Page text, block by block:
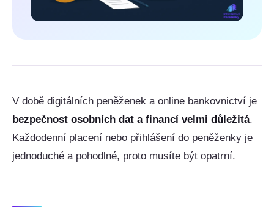
V době digitálních peněženek a online bankovnictví je
bezpečnost osobních dat a financí velmi důležitá.
Každodenní placení nebo přihlášení do peněženky je
jednoduché a pohodlné, proto musíte být opatrní.